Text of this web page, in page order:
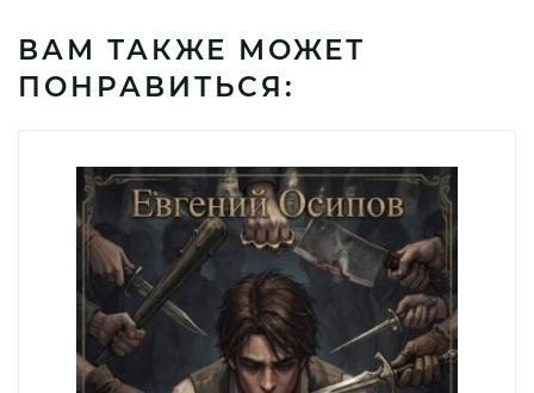
ВАМ ТАКЖЕ МОЖЕТ
ПОНРАВИТЬСЯ: